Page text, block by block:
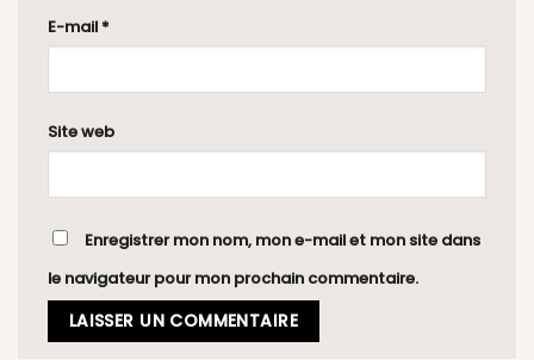
E-mail *
Site web
Enregistrer mon nom, mon e-mail et mon site dans
le navigateur pour mon prochain commentaire.